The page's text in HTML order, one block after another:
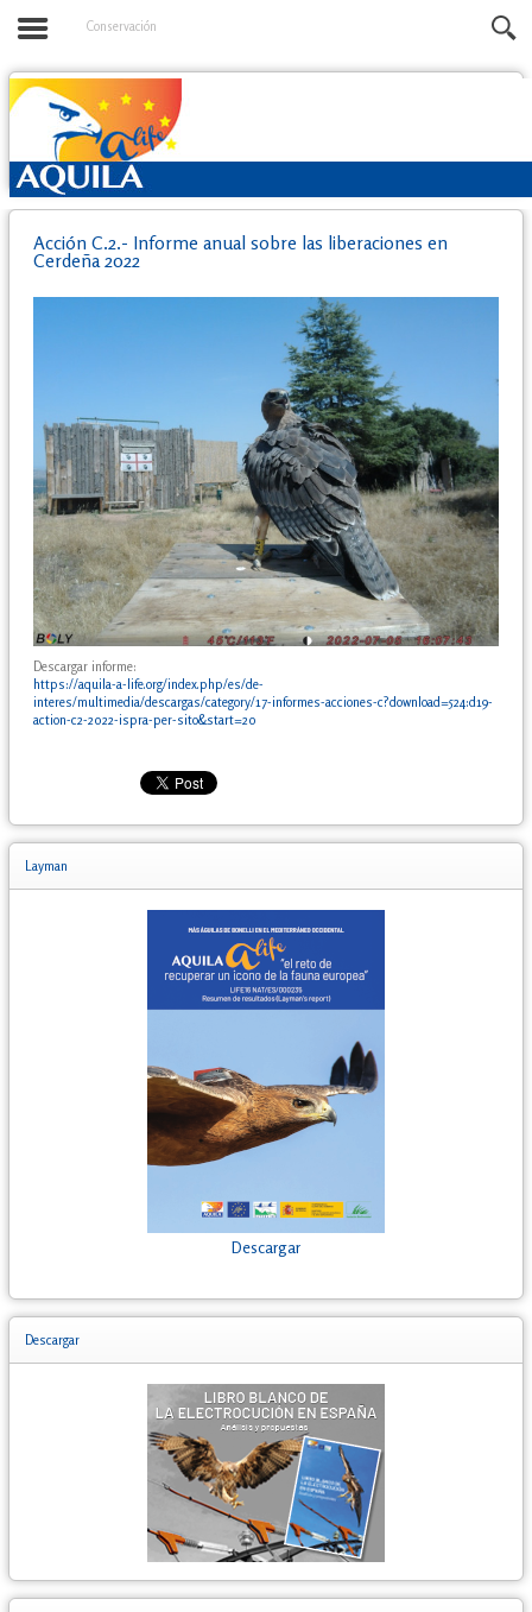
Conservación
Acción C.2.- Informe anual sobre las liberaciones en
Cerdeña 2022
Descargar informe:
https://aquila-a-life.org/index.php/es/de-
interes/multimedia/descargas/category/17-informes-acciones-c?download=524:d19-
action-c2-2022-ispra-per-sito&start=20
Layman
Descargar
Descargar